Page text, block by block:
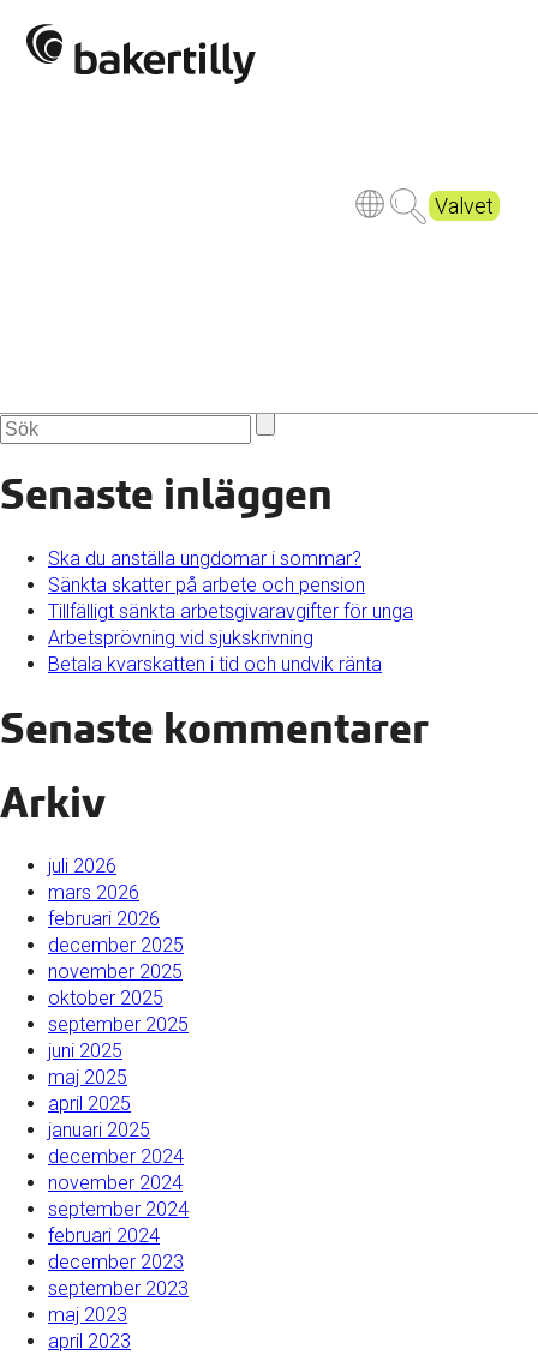
Valvet
table-2254656_1920
Senaste inläggen
Ska du anställa ungdomar i sommar?
Sänkta skatter på arbete och pension
Tillfälligt sänkta arbetsgivaravgifter för unga
Arbetsprövning vid sjukskrivning
Betala kvarskatten i tid och undvik ränta
Senaste kommentarer
Arkiv
juli 2026
mars 2026
februari 2026
december 2025
november 2025
oktober 2025
september 2025
juni 2025
maj 2025
april 2025
januari 2025
december 2024
november 2024
september 2024
februari 2024
december 2023
september 2023
maj 2023
april 2023